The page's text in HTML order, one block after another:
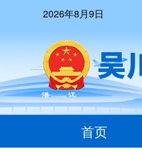
2026年8月9日
首页